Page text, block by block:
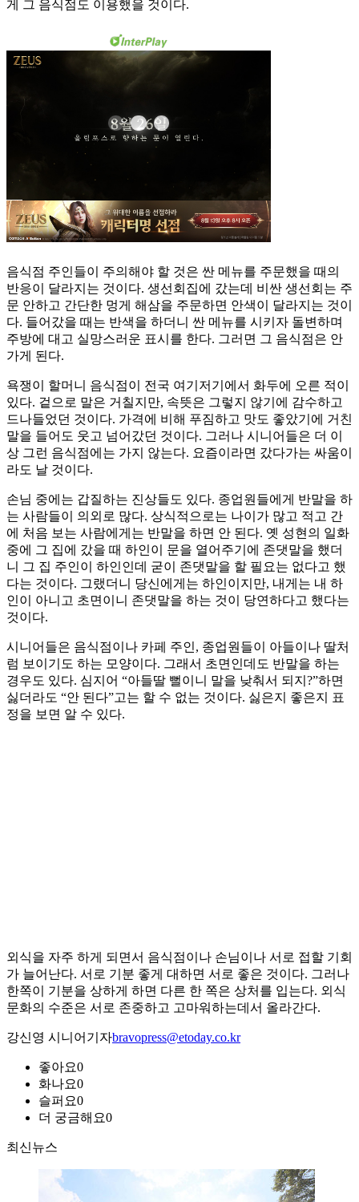
게 그 음식점도 이용했을 것이다.
음식점 주인들이 주의해야 할 것은 싼 메뉴를 주문했을 때의
반응이 달라지는 것이다. 생선회집에 갔는데 비싼 생선회는 주
문 안하고 간단한 멍게 해삼을 주문하면 안색이 달라지는 것이
다. 들어갔을 때는 반색을 하더니 싼 메뉴를 시키자 돌변하며
주방에 대고 실망스러운 표시를 한다. 그러면 그 음식점은 안
가게 된다.
욕쟁이 할머니 음식점이 전국 여기저기에서 화두에 오른 적이
있다. 겉으로 말은 거칠지만, 속뜻은 그렇지 않기에 감수하고
드나들었던 것이다. 가격에 비해 푸짐하고 맛도 좋았기에 거친
말을 들어도 웃고 넘어갔던 것이다. 그러나 시니어들은 더 이
상 그런 음식점에는 가지 않는다. 요즘이라면 갔다가는 싸움이
라도 날 것이다.
손님 중에는 갑질하는 진상들도 있다. 종업원들에게 반말을 하
는 사람들이 의외로 많다. 상식적으로는 나이가 많고 적고 간
에 처음 보는 사람에게는 반말을 하면 안 된다. 옛 성현의 일화
중에 그 집에 갔을 때 하인이 문을 열어주기에 존댓말을 했더
니 그 집 주인이 하인인데 굳이 존댓말을 할 필요는 없다고 했
다는 것이다. 그랬더니 당신에게는 하인이지만, 내게는 내 하
인이 아니고 초면이니 존댓말을 하는 것이 당연하다고 했다는
것이다.
시니어들은 음식점이나 카페 주인, 종업원들이 아들이나 딸처
럼 보이기도 하는 모양이다. 그래서 초면인데도 반말을 하는
경우도 있다. 심지어 “아들딸 뻘이니 말을 낮춰서 되지?”하면
싫더라도 “안 된다”고는 할 수 없는 것이다. 싫은지 좋은지 표
정을 보면 알 수 있다.
외식을 자주 하게 되면서 음식점이나 손님이나 서로 접할 기회
가 늘어난다. 서로 기분 좋게 대하면 서로 좋은 것이다. 그러나
한쪽이 기분을 상하게 하면 다른 한 쪽은 상처를 입는다. 외식
문화의 수준은 서로 존중하고 고마워하는데서 올라간다.
강신영 시니어기자bravopress@etoday.co.kr
좋아요0
화나요0
슬퍼요0
더 궁금해요0
최신뉴스